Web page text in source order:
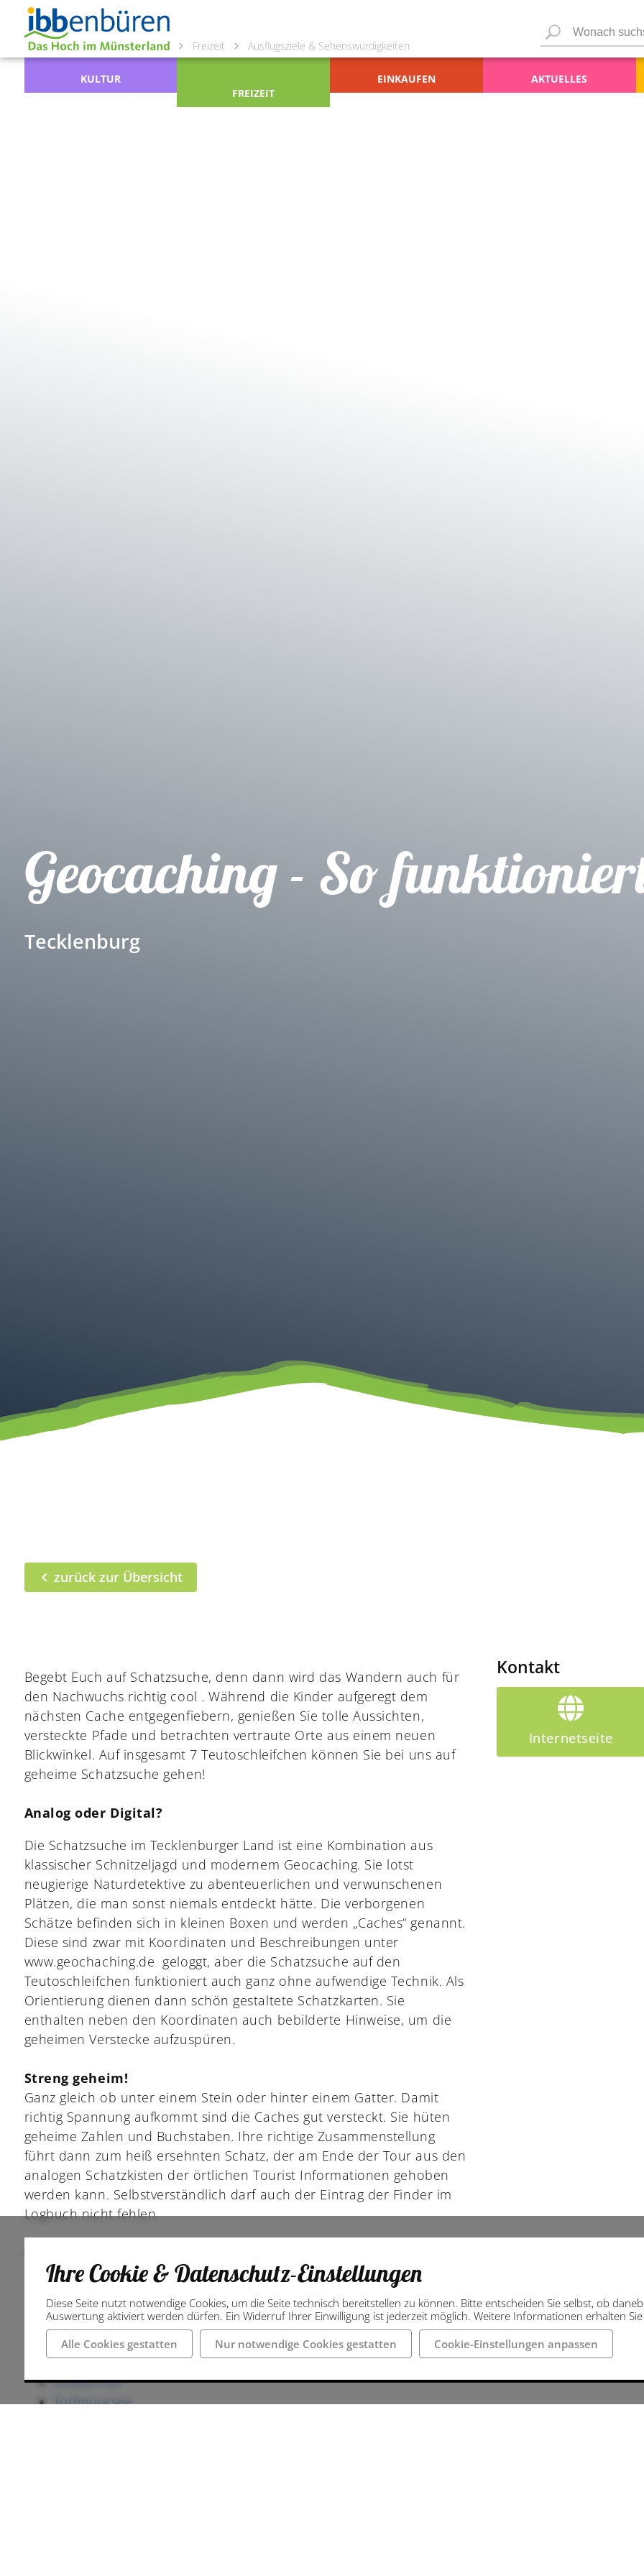
Freizeit Ausflugsziele & Sehenswürdigkeiten
KULTUR
FREIZEIT
EINKAUFEN AKTUELLES
Geocaching - So
Tecklenburg
zurück zur Übersicht
Begebt Euch auf Schatzsuche, denn dann wird das Wandern auch für
den Nachwuchs richtig cool . Während die Kinder aufgeregt dem
nächsten Cache entgegenfiebern, genießen Sie tolle Aussichten,
versteckte Pfade und betrachten vertraute Orte aus einem neuen
Blickwinkel. Auf insgesamt 7 Teutoschleifchen können Sie bei uns auf
geheime Schatzsuche gehen!
Analog oder Digital?
Die Schatzsuche im Tecklenburger Land ist eine Kombination aus
klassischer Schnitzeljagd und modernem Geocaching. Sie lotst
neugierige Naturdetektive zu abenteuerlichen und verwunschenen
Plätzen, die man sonst niemals entdeckt hätte. Die verborgenen
Schätze befinden sich in kleinen Boxen und werden „Caches“ genannt.
Diese sind zwar mit Koordinaten und Beschreibungen unter
www.geochaching.de geloggt, aber die Schatzsuche auf den
Teutoschleifchen funktioniert auch ganz ohne aufwendige Technik. Als
Orientierung dienen dann schön gestaltete Schatzkarten. Sie
enthalten neben den Koordinaten auch bebilderte Hinweise, um die
geheimen Verstecke aufzuspüren.
Streng geheim!
Ganz gleich ob unter einem Stein oder hinter einem Gatter. Damit
richtig Spannung aufkommt sind die Caches gut versteckt. Sie hüten
geheime Zahlen und Buchstaben. Ihre richtige Zusammenstellung
führt dann zum heiß ersehnten Schatz, der am Ende der Tour aus den
analogen Schatzkisten der örtlichen Tourist Informationen gehoben
werden kann. Selbstverständlich darf auch der Eintrag der Finder im
Logbuch nicht fehlen.
Ladbergener Pättken
Steinbecker Runde
Schachselwiesen
Brochterbecker Landpartie
Caynon Tour
Köllbachtal
Torfmoorsee
Kontakt
Internetseite
Ihre Cookie & Datenschutz-Einstellungen
Diese Seite nutzt notwendige Cookies, um die Seite technisch bereitstellen zu können. Bitte entscheiden Sie selbst, ob
Auswertung aktiviert werden dürfen. Ein Widerruf Ihrer Einwilligung ist jederzeit möglich. Weitere Informationen erhalten
Alle Cookies gestatten
Nur notwendige Cookies gestatten Cookie-Einstellungen anpassen